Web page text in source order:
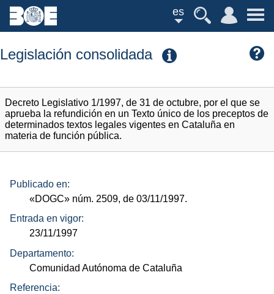
es
Legislación consolidada
Decreto Legislativo 1/1997, de 31 de octubre, por el que se
aprueba la refundición en un Texto único de los preceptos de
determinados textos legales vigentes en Cataluña en
materia de función pública.
Publicado en:
«DOGC» núm. 2509, de 03/11/1997.
Entrada en vigor:
23/11/1997
Departamento:
Comunidad Autónoma de Cataluña
Referencia: